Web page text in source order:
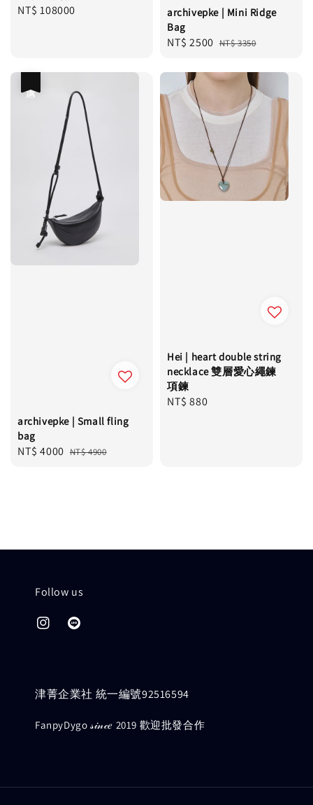
Regular
NT$ 108000
archivepke | Mini Ridge
Bag
Sale
NT$ 2500 Regular
NT$ 3350
archivepke | Small fling
bag
Sale
NT$ 4000 Regular
NT$ 4900
Hei | heart double string
necklace 雙層愛心繩鍊
項鍊
Regular
NT$ 880
Follow us
津菁企業社 統一編號92516594
FanpyDygo 𝓈𝒾𝓃𝒸𝑒 2019 歡迎批發合作